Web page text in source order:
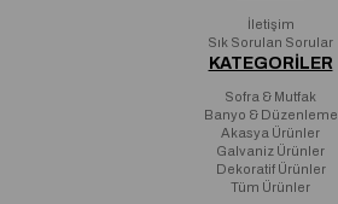
İletişim
Sık Sorulan Sorular
KATEGORİLER
Sofra & Mutfak
Banyo & Düzenleme
Akasya Ürünler
Galvaniz Ürünler
Dekoratif Ürünler
Tüm Ürünler